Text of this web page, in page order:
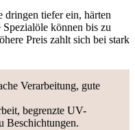
dringen tiefer ein, härten
Spezialöle können bis zu
Preis zahlt sich bei stark
Verarbeitung, gute
begrenzte UV-
Beschichtungen.